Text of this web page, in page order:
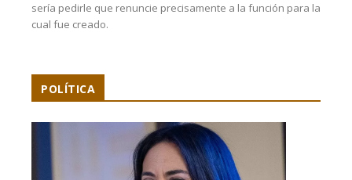
sería pedirle que renuncie precisamente a la función para la
cual fue creado.
POLÍTICA